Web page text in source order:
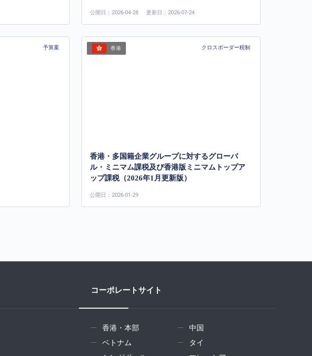
公開日：2026-04-28 更新日：2026-07-24
予算案 香港 クロスボーダー税制
香港・多国籍企業グループに対するグローバ
ル・ミニマム課税及び香港版ミニマムトップア
ップ課税（2026年1月更新版）
公開日：2026-01-29
コーポレートサイト
香港・本部
中国
ベトナム
タイ